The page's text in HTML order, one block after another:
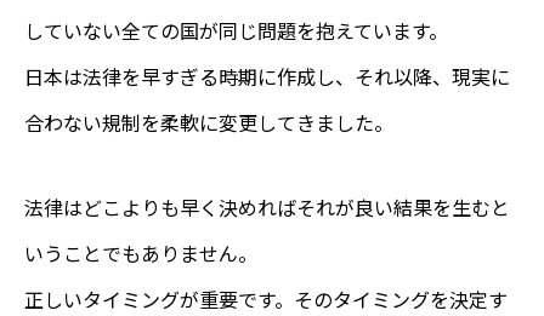
していない全ての国が同じ問題を抱えています。
日本は法律を早すぎる時期に作成し、それ以降、現実に
合わない規制を柔軟に変更してきました。
法律はどこよりも早く決めればそれが良い結果を生むと
いうことでもありません。
正しいタイミングが重要です。そのタイミングを決定す